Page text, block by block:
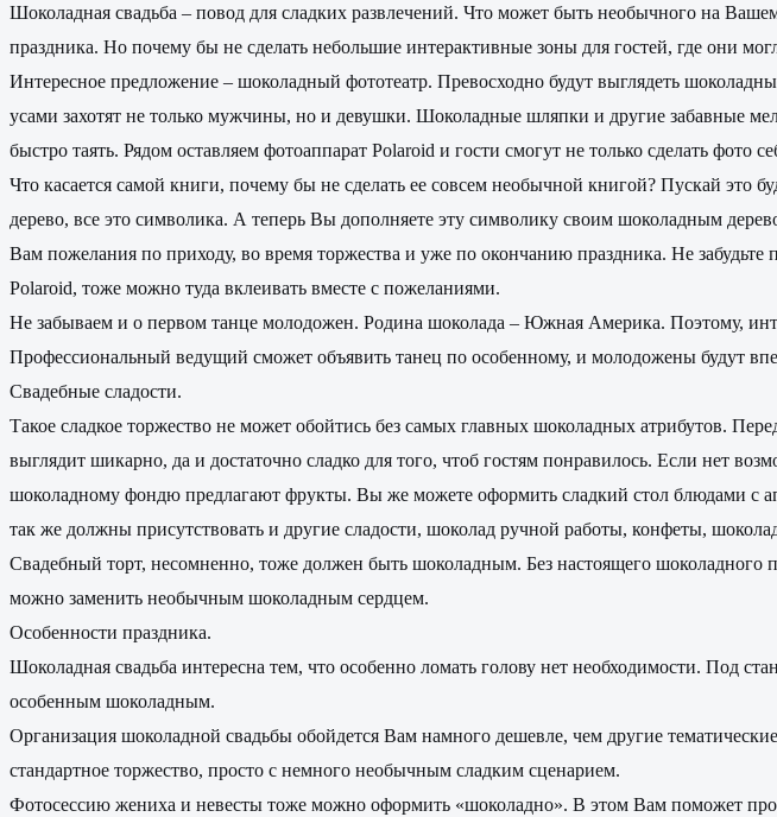
Шоколадная свадьба – повод для сладких развлечений. Что может быть необычного на
праздника. Но почему бы не сделать небольшие интерактивные зоны для гостей, где они
Интересное предложение – шоколадный фототеатр. Превосходно будут выглядеть
усами захотят не только мужчины, но и девушки. Шоколадные шляпки и другие забавные
быстро таять. Рядом оставляем фотоаппарат Polaroid и гости смогут не только сделать
Что касается самой книги, почему бы не сделать ее совсем необычной книгой? Пускай это
дерево, все это символика. А теперь Вы дополняете эту символику своим шоколадным
Вам пожелания по приходу, во время торжества и уже по окончанию праздника. Не
Polaroid, тоже можно туда вклеивать вместе с пожеланиями.
Не забываем и о первом танце молодожен. Родина шоколада – Южная Америка. Поэтому,
Профессиональный ведущий сможет объявить танец по особенному, и молодожены будут
Свадебные сладости.
Такое сладкое торжество не может обойтись без самых главных шоколадных атрибутов.
выглядит шикарно, да и достаточно сладко для того, чтоб гостям понравилось. Если нет
шоколадному фондю предлагают фрукты. Вы же можете оформить сладкий стол блюдами с
так же должны присутствовать и другие сладости, шоколад ручной работы, конфеты,
Свадебный торт, несомненно, тоже должен быть шоколадным. Без настоящего шоколадного
можно заменить необычным шоколадным сердцем.
Особенности праздника.
Шоколадная свадьба интересна тем, что особенно ломать голову нет необходимости. Под
особенным шоколадным.
Организация шоколадной свадьбы обойдется Вам намного дешевле, чем другие
стандартное торжество, просто с немного необычным сладким сценарием.
Фотосессию жениха и невесты тоже можно оформить «шоколадно». В этом Вам поможет